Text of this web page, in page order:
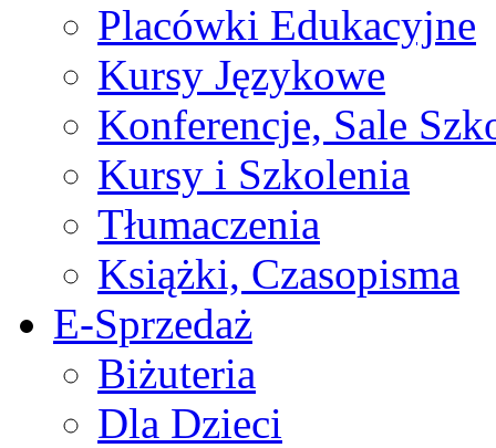
Placówki Edukacyjne
Kursy Językowe
Konferencje, Sale
Kursy i Szkolenia
Tłumaczenia
Książki, Czasopisma
E-Sprzedaż
Biżuteria
Dla Dzieci